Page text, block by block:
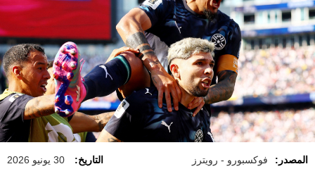
المصدر: فوكسبورو - رويترز التاريخ: 30 يونيو 2026